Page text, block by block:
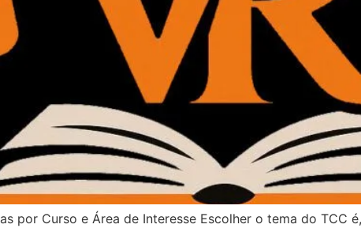
por Curso e Área de Interesse Escolher o tema do TCC